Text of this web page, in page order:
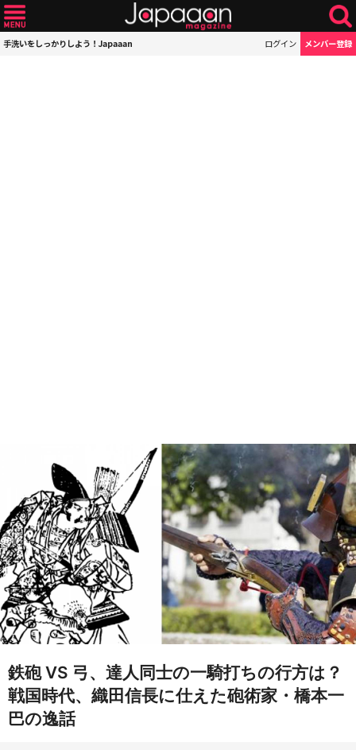
手洗いをしっかりしよう！Japaaan ログイン メンバー登録
鉄砲 VS 弓、達人同士の一騎打ちの行方は？
戦国時代、織田信長に仕えた砲術家・橋本一
巴の逸話